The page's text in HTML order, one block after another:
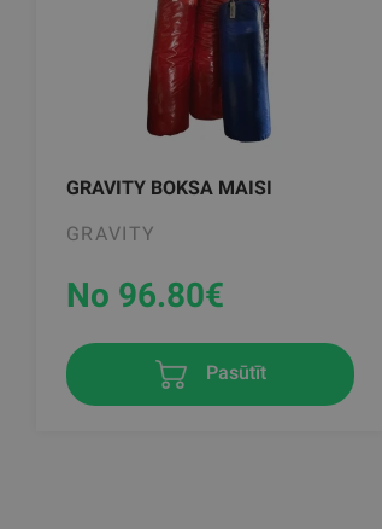
GRAVITY BOKSA MAISI
GRAVITY
No 96.80€
Pasūtīt